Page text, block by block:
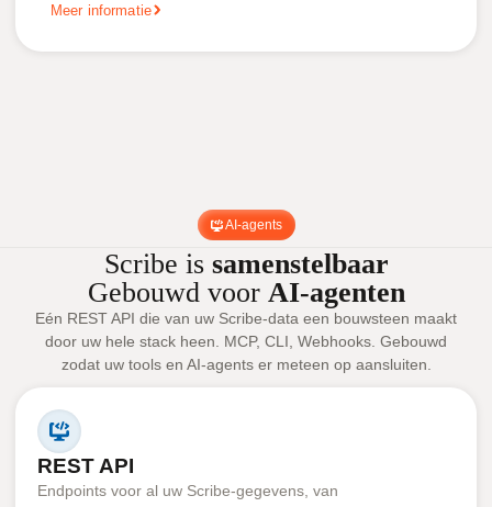
Meer informatie
AI-agents
Scribe is samenstelbaar
Gebouwd voor AI-agenten
Eén REST API die van uw Scribe-data een bouwsteen maakt
door uw hele stack heen. MCP, CLI, Webhooks. Gebouwd
zodat uw tools en AI-agents er meteen op aansluiten.
REST API
Endpoints voor al uw Scribe-gegevens, van